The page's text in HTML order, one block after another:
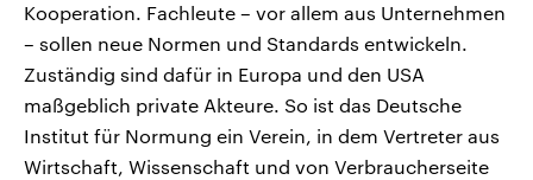
Kooperation. Fachleute – vor allem aus Unternehmen
– sollen neue Normen und Standards entwickeln.
Zuständig sind dafür in Europa und den USA
maßgeblich private Akteure. So ist das Deutsche
Institut für Normung ein Verein, in dem Vertreter aus
Wirtschaft, Wissenschaft und von Verbraucherseite